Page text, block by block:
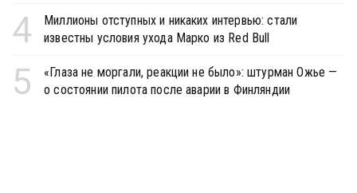
4
Миллионы отступных и никаких интервью: стали
известны условия ухода Марко из Red Bull
5
«Глаза не моргали, реакции не было»: штурман Ожье —
о состоянии пилота после аварии в Финляндии